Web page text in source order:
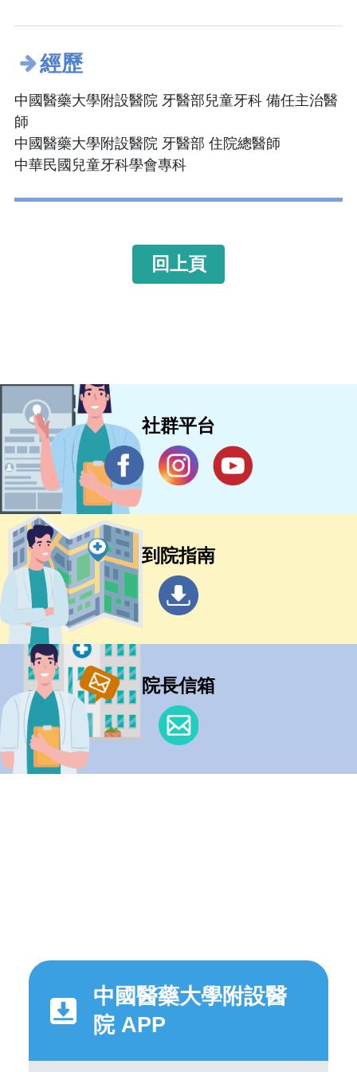
經歷
中國醫藥大學附設醫院 牙醫部兒童牙科 備任主治醫
師
中國醫藥大學附設醫院 牙醫部 住院總醫師
中華民國兒童牙科學會專科
回上頁
社群平台
到院指南
院長信箱
中國醫藥大學附設醫
院 APP